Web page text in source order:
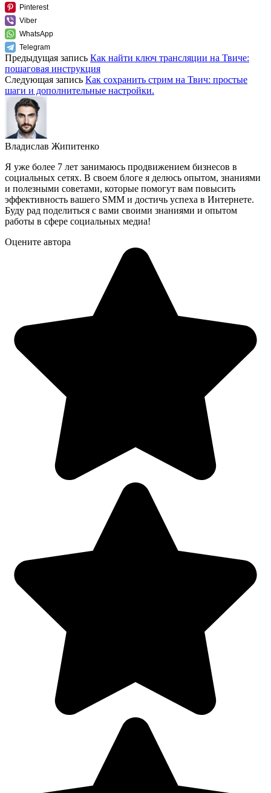
Pinterest
Viber
WhatsApp
Telegram
Предыдущая запись Как найти ключ трансляции на Твиче:
пошаговая инструкция
Следующая запись Как сохранить стрим на Твич: простые
шаги и дополнительные настройки.
Владислав Жипитенко
Я уже более 7 лет занимаюсь продвижением бизнесов в
социальных сетях. В своем блоге я делюсь опытом, знаниями
и полезными советами, которые помогут вам повысить
эффективность вашего SMM и достичь успеха в Интернете.
Буду рад поделиться с вами своими знаниями и опытом
работы в сфере социальных медиа!
Оцените автора